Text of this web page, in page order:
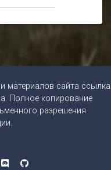
материалов сайта ссылка
Полное копирование
разрешения